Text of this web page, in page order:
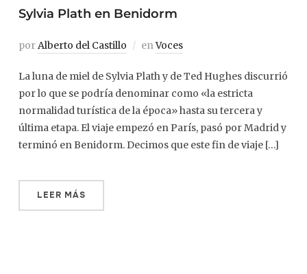
Sylvia Plath en Benidorm
porAlberto del Castillo enVoces
La luna de miel de Sylvia Plath y de Ted Hughes discurrió
por lo que se podría denominar como «la estricta
normalidad turística de la época» hasta su tercera y
última etapa. El viaje empezó en París, pasó por Madrid y
terminó en Benidorm. Decimos que este fin de viaje […]
LEER MÁS